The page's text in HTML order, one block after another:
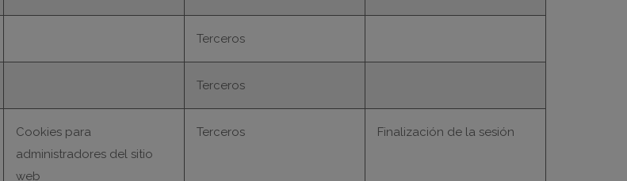
Terceros
Terceros
Cookies para
administradores del sitio
web
Terceros Finalización de la sesión